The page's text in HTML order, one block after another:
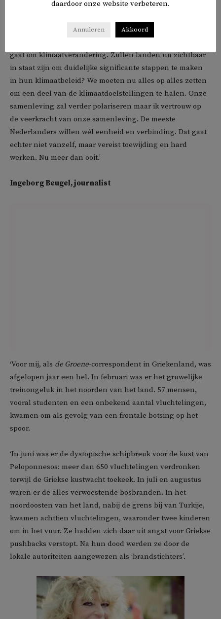
voor de rol van het koningshuis in de slavernij. Gelukkig
gaat om klimaatverandering. Zullen landen nu zichtbaar
in staat zijn om duidelijke significante stappen te maken
in hun klimaatbeleid? We moeten nu alles op alles zetten
om een deel van de klimaatdoelstellingen te halen. Onze
samenleving zal verder polariseren maar ik vertrouw op
de veerkracht van onze samenleving. De meeste
Nederlanders willen wél eenheid en verbinding. Dat gaat
echter niet vanzelf, maar vereist toewijding en hard
werken. Nu meer dan ooit.’
Ingeborg Beugel, journalist
‘Voor mij, als de Groene-correspondent in Griekenland, was
afgelopen jaar een hel. In februari was er het gruwelijke
treinongeluk in het noorden van het land. 57 mensen,
vooral studenten en een onbekend aantal vluchtelingen,
kwamen om als gevolg van een frontale botsing op het
spoor.
‘In juni was er de dystopische schipbreuk voor de kust van
Peloponnesos: meer dan 650 vluchtelingen verdronken
terwijl de Griekse kustwacht toekeek. In juli en augustus
waren er de alles verwoestende bosbranden. In het
noordoosten van het land, nabij de grens bij van Turkije,
kwamen achttien vluchtelingen, waaronder twee kinderen
om in het vuur. Ze hadden zich daar uit angst voor Griekse
pushbacks verstopt. Na hun dood werden ze door de
lokale autoriteiten aangewezen als ‘brandstichters’.
daardoor onze website verbeteren.
Annuleren Akkoord